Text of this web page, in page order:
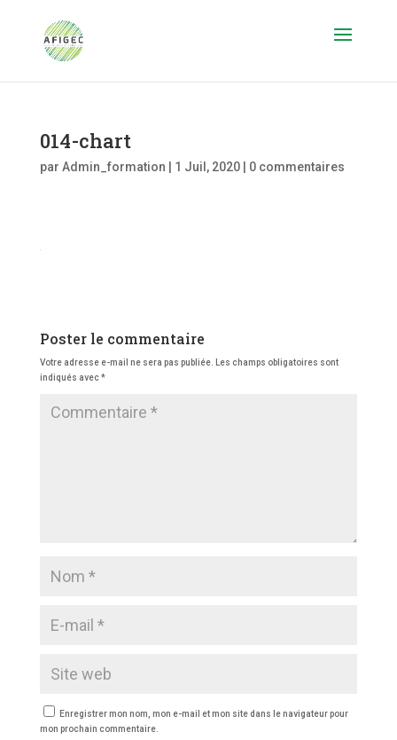
014-chart
par Admin_formation 1 Juil, 2020| 0 commentaires
Poster le commentaire
Votre adresse e-mail ne sera pas publiée.
Les champs obligatoires sont
indiqués avec*
Enregistrer mon nom, mon e-mail et mon site dans le navigateur pour
mon prochain commentaire.